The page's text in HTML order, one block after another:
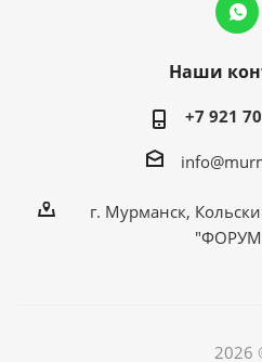
Наши
+7 921
г. Мурманск,
2026